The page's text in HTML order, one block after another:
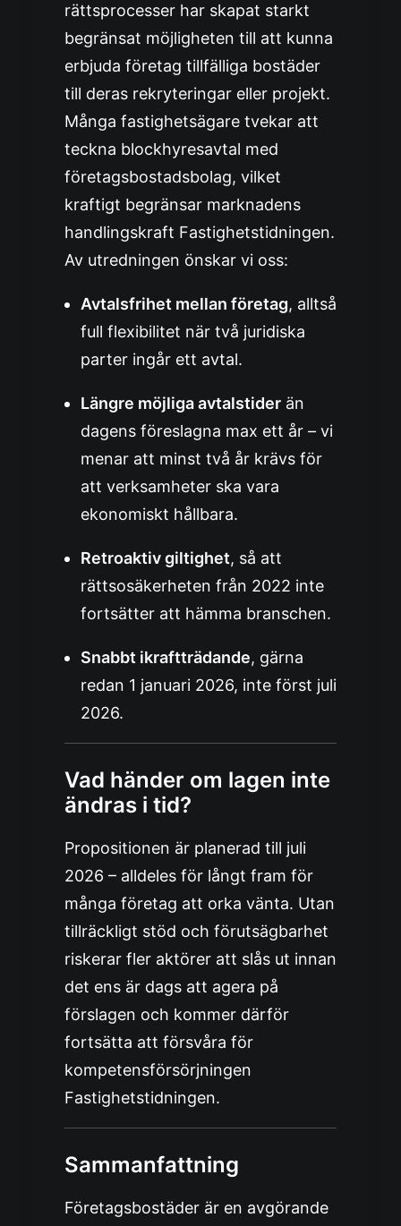
rättsprocesser har skapat starkt
begränsat möjligheten till att kunna
erbjuda företag tillfälliga bostäder
till deras rekryteringar eller projekt.
Många fastighetsägare tvekar att
teckna blockhyresavtal med
företagsbostadsbolag, vilket
kraftigt begränsar marknadens
handlingskraft Fastighetstidningen.
Av utredningen önskar vi oss:
Avtalsfrihet mellan företag, alltså
full flexibilitet när två juridiska
parter ingår ett avtal.
Längre möjliga avtalstider än
dagens föreslagna max ett år – vi
menar att minst två år krävs för
att verksamheter ska vara
ekonomiskt hållbara.
Retroaktiv giltighet, så att
rättsosäkerheten från 2022 inte
fortsätter att hämma branschen.
Snabbt ikraftträdande, gärna
redan 1 januari 2026, inte först juli
2026.
Vad händer om lagen inte
ändras i tid?
Propositionen är planerad till juli
2026 – alldeles för långt fram för
många företag att orka vänta. Utan
tillräckligt stöd och förutsägbarhet
riskerar fler aktörer att slås ut innan
det ens är dags att agera på
förslagen och kommer därför
fortsätta att försvåra för
kompetensförsörjningen
Fastighetstidningen.
Sammanfattning
Företagsbostäder är en avgörande